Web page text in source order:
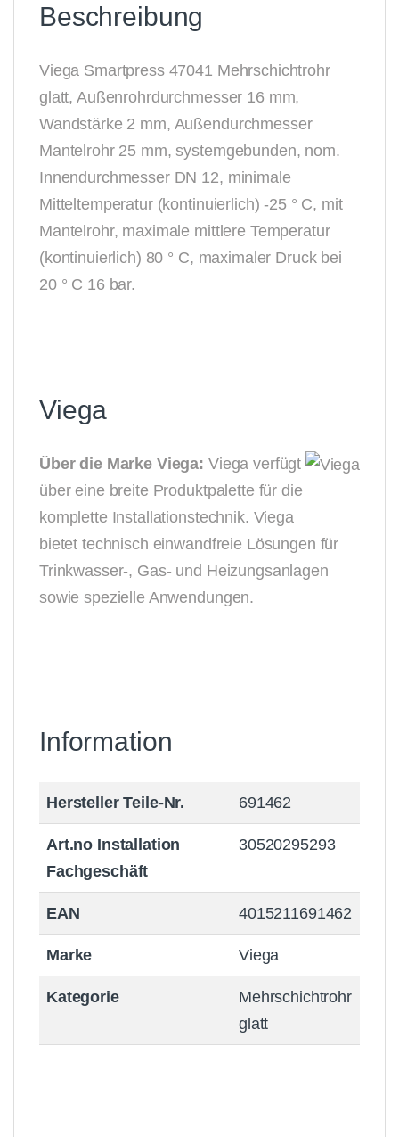
Beschreibung
Viega Smartpress 47041 Mehrschichtrohr
glatt, Außenrohrdurchmesser 16 mm,
Wandstärke 2 mm, Außendurchmesser
Mantelrohr 25 mm, systemgebunden, nom.
Innendurchmesser DN 12, minimale
Mitteltemperatur (kontinuierlich) -25 ° C, mit
Mantelrohr, maximale mittlere Temperatur
(kontinuierlich) 80 ° C, maximaler Druck bei
20 ° C 16 bar.
Viega
Über die Marke Viega: Viega verfügt
über eine breite Produktpalette für die
komplette Installationstechnik. Viega
bietet technisch einwandfreie Lösungen für
Trinkwasser-, Gas- und Heizungsanlagen
sowie spezielle Anwendungen.
Information
Hersteller Teile-Nr. 691462
Art.no Installation
Fachgeschäft
30520295293
EAN 4015211691462
Marke Viega
Kategorie
Mehrschichtrohr
glatt